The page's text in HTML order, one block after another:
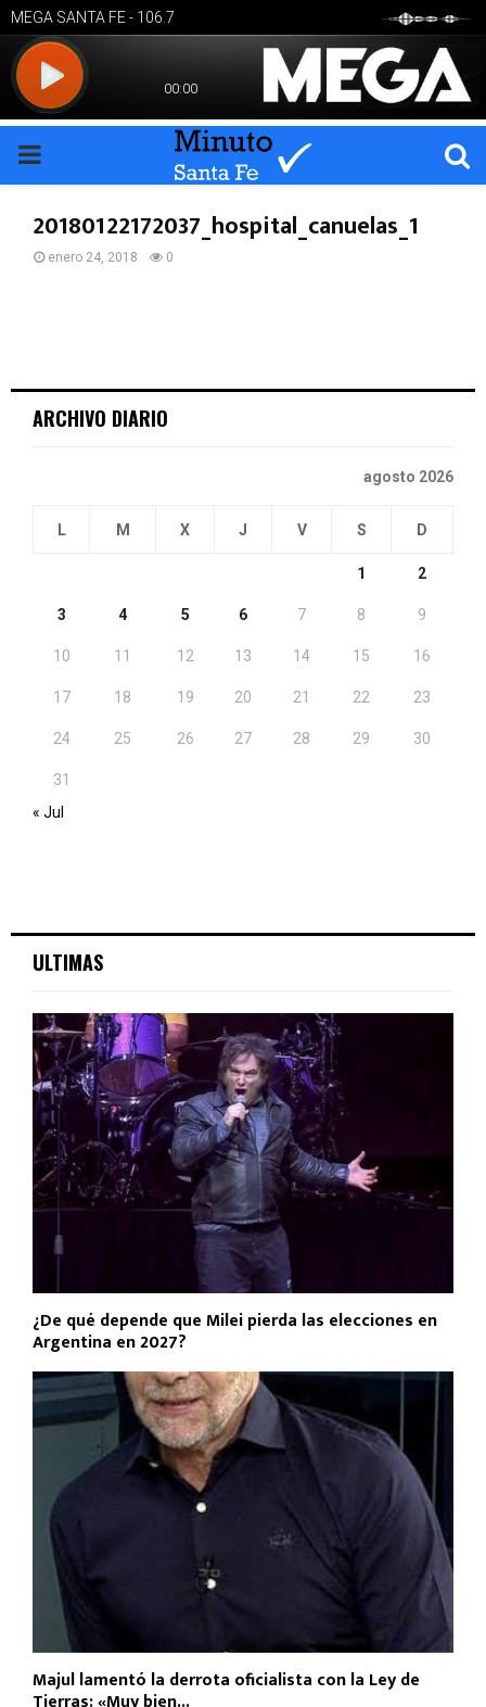
PRIMARY
MENU
20180122172037_hospital_canuelas_1
enero 24, 2018 0
ARCHIVO DIARIO
agosto 2026
L M X J V S D
1 2
3 4 5 6 7 8 9
10 11 12 13 14 15 16
17 18 19 20 21 22 23
24 25 26 27 28 29 30
31
« Jul
ULTIMAS
¿De qué depende que Milei pierda las elecciones en
Argentina en 2027?
Majul lamentó la derrota oficialista con la Ley de